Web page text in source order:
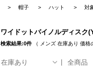
帽子 ハット 対
ワイドットバイノルディスク
検索結果:0件（ メンズ 在庫あり 価格
在庫あり 全商品